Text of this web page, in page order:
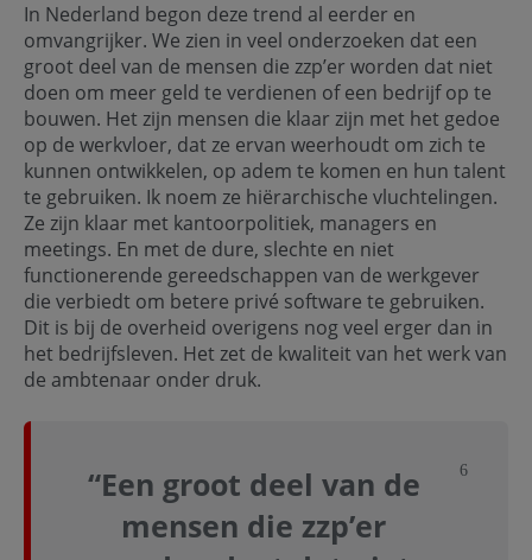
In Nederland begon deze trend al eerder en
omvangrijker. We zien in veel onderzoeken dat een
groot deel van de mensen die zzp’er worden dat niet
doen om meer geld te verdienen of een bedrijf op te
bouwen. Het zijn mensen die klaar zijn met het gedoe
op de werkvloer, dat ze ervan weerhoudt om zich te
kunnen ontwikkelen, op adem te komen en hun talent
te gebruiken. Ik noem ze hiërarchische vluchtelingen.
Ze zijn klaar met kantoorpolitiek, managers en
meetings. En met de dure, slechte en niet
functionerende gereedschappen van de werkgever
die verbiedt om betere privé software te gebruiken.
Dit is bij de overheid overigens nog veel erger dan in
het bedrijfsleven. Het zet de kwaliteit van het werk van
de ambtenaar onder druk.
“Een groot deel van de
mensen die zzp’er
Sluit